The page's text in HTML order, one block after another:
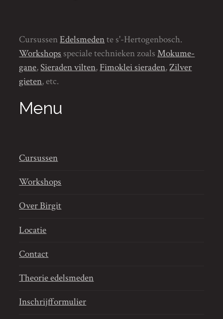
CursussenEdelsmedente s'-Hertogenbosch.
Workshops speciale technieken zoalsMokume-
gane,Sieraden vilten, Fimoklei sieraden,Zilver
gieten, etc.
Menu
Cursussen
Workshops
Over Birgit
Locatie
Contact
Theorie edelsmeden
Inschrijfformulier